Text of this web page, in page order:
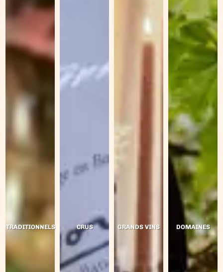
TRADITIONNELS CRUS GRANDS VINS DOMAINES